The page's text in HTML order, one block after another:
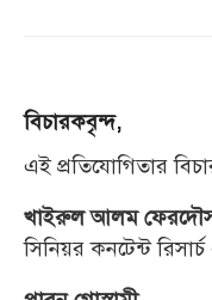
বিচারকবৃন্দ,
এই প্রতিযোগিতার
খাইরুল আলম
সিনিয়র কনটেন্ট